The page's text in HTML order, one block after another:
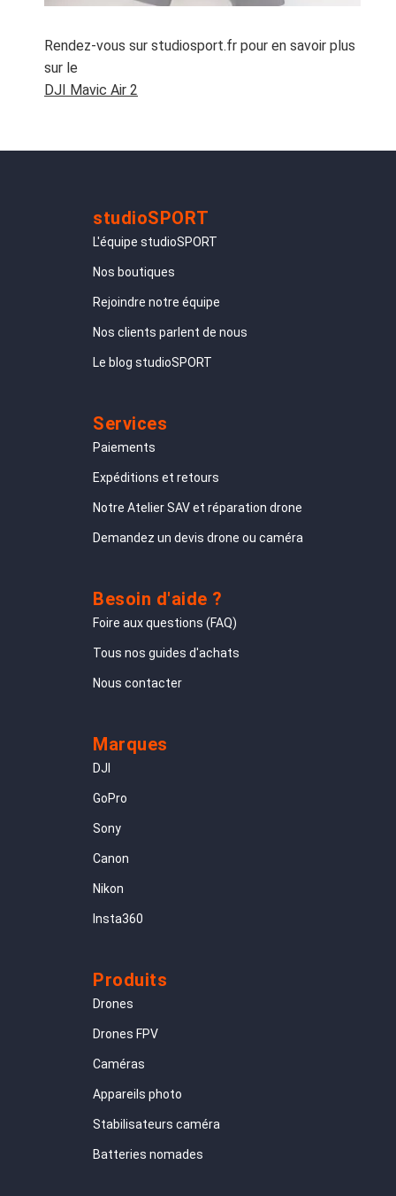
Rendez-vous sur studiosport.fr pour en savoir plus
sur le
DJI Mavic Air 2
studioSPORT
L'équipe studioSPORT
Nos boutiques
Rejoindre notre équipe
Nos clients parlent de nous
Le blog studioSPORT
Services
Paiements
Expéditions et retours
Notre Atelier SAV et réparation drone
Demandez un devis drone ou caméra
Besoin d'aide ?
Foire aux questions (FAQ)
Tous nos guides d'achats
Nous contacter
Marques
DJI
GoPro
Sony
Canon
Nikon
Insta360
Produits
Drones
Drones FPV
Caméras
Appareils photo
Stabilisateurs caméra
Batteries nomades